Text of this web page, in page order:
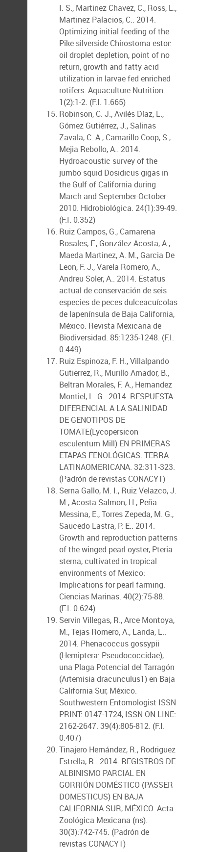
I. S., Martinez Chavez, C., Ross, L.,
Martinez Palacios, C.. 2014.
Optimizing initial feeding of the
Pike silverside Chirostoma estor:
oil droplet depletion, point of no
return, growth and fatty acid
utilization in larvae fed enriched
rotifers. Aquaculture Nutrition.
1(2):1-2. (F.I. 1.665)
Robinson, C. J., Avilés Díaz, L.,
Gómez Gutiérrez, J., Salinas
Zavala, C. A., Camarillo Coop, S.,
Mejia Rebollo, A.. 2014.
Hydroacoustic survey of the
jumbo squid Dosidicus gigas in
the Gulf of California during
March and September-October
2010. Hidrobiológica. 24(1):39-49.
(F.I. 0.352)
Ruiz Campos, G., Camarena
Rosales, F., González Acosta, A.,
Maeda Martinez, A. M., Garcia De
Leon, F. J., Varela Romero, A.,
Andreu Soler, A.. 2014. Estatus
actual de conservación de seis
especies de peces dulceacuícolas
de lapenínsula de Baja California,
México. Revista Mexicana de
Biodiversidad. 85:1235-1248. (F.I.
0.449)
Ruiz Espinoza, F. H., Villalpando
Gutierrez, R., Murillo Amador, B.,
Beltran Morales, F. A., Hernandez
Montiel, L. G.. 2014. RESPUESTA
DIFERENCIAL A LA SALINIDAD
DE GENOTIPOS DE
TOMATE(Lycopersicon
esculentum Mill) EN PRIMERAS
ETAPAS FENOLÓGICAS. TERRA
LATINAOMERICANA. 32:311-323.
(Padrón de revistas CONACYT)
Serna Gallo, M. I., Ruiz Velazco, J.
M., Acosta Salmon, H., Peña
Messina, E., Torres Zepeda, M. G.,
Saucedo Lastra, P. E.. 2014.
Growth and reproduction patterns
of the winged pearl oyster, Pteria
sterna, cultivated in tropical
environments of Mexico:
Implications for pearl farming.
Ciencias Marinas. 40(2):75-88.
(F.I. 0.624)
Servin Villegas, R., Arce Montoya,
M., Tejas Romero, A., Landa, L..
2014. Phenacoccus gossypii
(Hemiptera: Pseudococcidae),
una Plaga Potencial del Tarragón
(Artemisia dracunculus1) en Baja
California Sur, México.
Southwestern Entomologist ISSN
PRINT: 0147-1724, ISSN ON LINE:
2162-2647. 39(4):805-812. (F.I.
0.407)
Tinajero Hernández, R., Rodriguez
Estrella, R.. 2014. REGISTROS DE
ALBINISMO PARCIAL EN
GORRIÓN DOMÉSTICO (PASSER
DOMESTICUS) EN BAJA
CALIFORNIA SUR, MÉXICO. Acta
Zoológica Mexicana (ns).
30(3):742-745. (Padrón de
revistas CONACYT)